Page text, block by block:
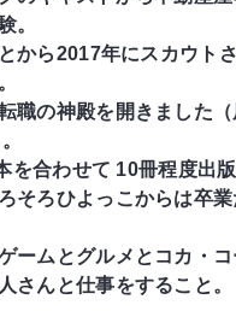
。
から2017年にスカウト
職の神殿を開きました
を合わせて 10冊程度出
そろひよっこからは卒
ームとグルメとコカ・コ
さんと仕事をすること。